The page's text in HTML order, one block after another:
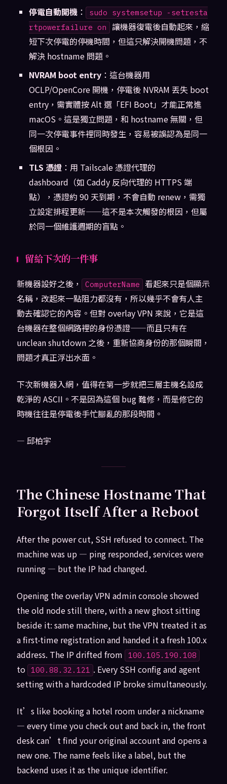
停電自動開機：
sudo systemsetup -setresta
rtpowerfailure on 讓機器復電後自動起來，縮
短下次停電的停機時間，但這只解決開機問題，不
解決 hostname 問題。
NVRAM boot entry：這台機器用
OCLP/OpenCore 開機，停電後 NVRAM 丟失 boot
entry，需實體按 Alt 選「EFI Boot」才能正常進
macOS。這是獨立問題，和 hostname 無關，但
同一次停電事件裡同時發生，容易被誤認為是同一
個根因。
TLS 憑證：用 Tailscale 憑證代理的
dashboard（如 Caddy 反向代理的 HTTPS 端
點），憑證約 90 天到期，不會自動 renew，需獨
立設定排程更新——這不是本次觸發的根因，但屬
於同一個維護週期的盲點。
留給下次的一件事
新機器設好之後， ComputerName 看起來只是個顯示
名稱，改起來一點阻力都沒有，所以幾乎不會有人主
動去確認它的內容。但對 overlay VPN 來說，它是這
台機器在整個網路裡的身份憑證——而且只有在
unclean shutdown 之後，重新協商身份的那個瞬間，
問題才真正浮出水面。
下次新機器入網，值得在第一步就把三層主機名設成
乾淨的 ASCII。不是因為這個 bug 難修，而是修它的
時機往往是停電後手忙腳亂的那段時間。
— 邱柏宇
The Chinese Hostname That
Forgot Itself After a Reboot
After the power cut, SSH refused to connect. The
machine was up — ping responded, services were
running — but the IP had changed.
Opening the overlay VPN admin console showed
the old node still there, with a new ghost sitting
beside it: same machine, but the VPN treated it as
a first-time registration and handed it a fresh 100.x
address. The IP drifted from
100.105.190.108
to 100.88.32.121 . Every SSH config and agent
setting with a hardcoded IP broke simultaneously.
It’s like booking a hotel room under a nickname
— every time you check out and back in, the front
desk can’t find your original account and opens a
new one. The name feels like a label, but the
backend uses it as the unique identifier.